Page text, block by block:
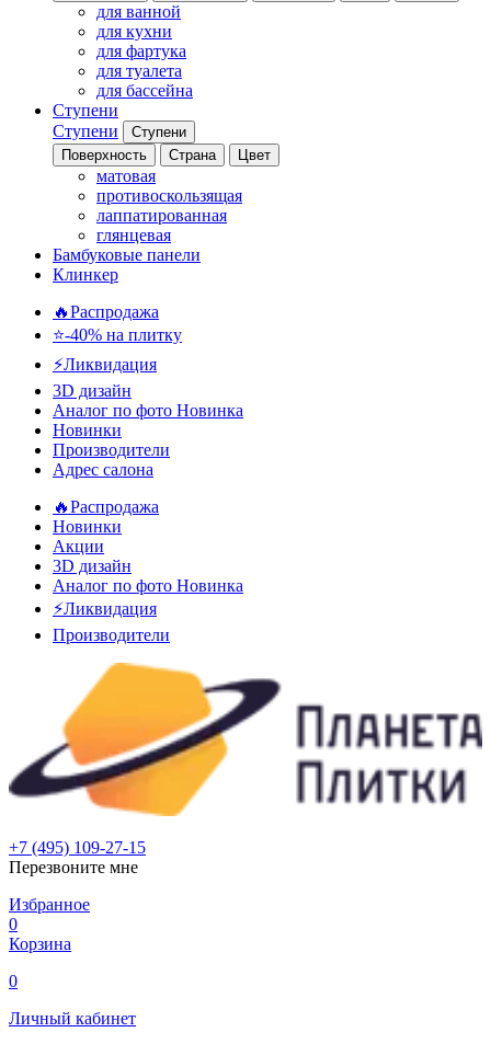
для ванной
для кухни
для фартука
для туалета
для бассейна
Ступени
Ступени
Ступени
Поверхность
Страна Цвет
матовая
противоскользящая
лаппатированная
глянцевая
Бамбуковые панели
Клинкер
🔥Распродажа
⭐-40% на плитку
⚡️Ликвидация
3D дизайн
Аналог по фото Новинка
Новинки
Производители
Адрес салона
🔥Распродажа
Новинки
Акции
3D дизайн
Аналог по фото Новинка
⚡Ликвидация
Производители
+7 (495) 109-27-15
Перезвоните мне
Избранное
0
Корзина
0
Личный кабинет